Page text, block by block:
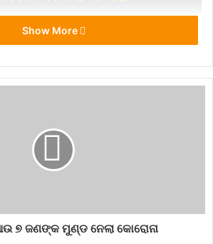
Sharma
Show More
୭ ଜଣଙ୍କ ମୁଣ୍ଡ ନେଲା କୋରୋନା